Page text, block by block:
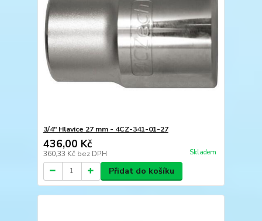
3/4" Hlavice 27 mm - 4CZ-341-01-27
436,00 Kč
360,33 Kč bez DPH Skladem
Přidat do košíku